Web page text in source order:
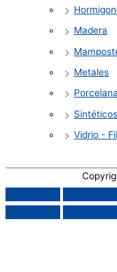
Madera
Metales
Sintéticos
Vidrio -